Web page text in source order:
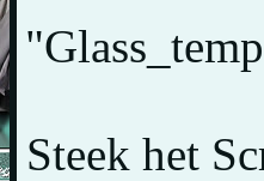
Steek het